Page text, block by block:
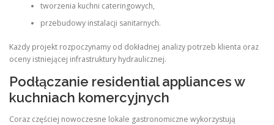
tworzenia kuchni cateringowych,
przebudowy instalacji sanitarnych.
Każdy projekt rozpoczynamy od dokładnej analizy potrzeb klienta oraz
oceny istniejącej infrastruktury hydraulicznej.
Podłączanie residential appliances w
kuchniach komercyjnych
Coraz częściej nowoczesne lokale gastronomiczne wykorzystują